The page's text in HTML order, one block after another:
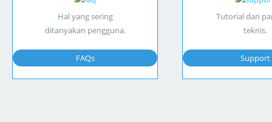
Hal yang sering
ditanyakan pengguna.
FAQs
Tutorial dan
teknis.
Support